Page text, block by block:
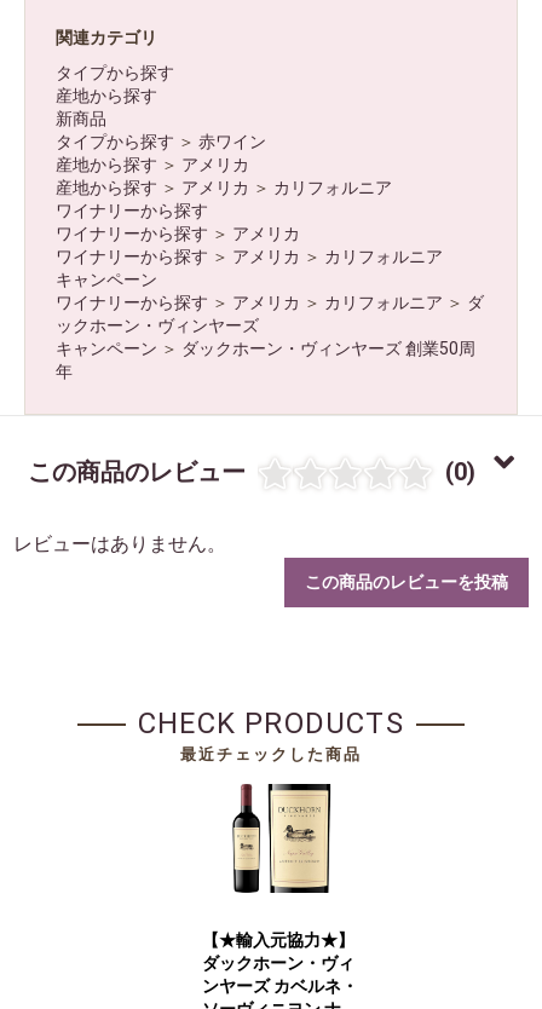
関連カテゴリ
タイプから探す
産地から探す
新商品
タイプから探す ＞ 赤ワイン
産地から探す ＞ アメリカ
産地から探す ＞ アメリカ ＞ カリフォルニア
ワイナリーから探す
ワイナリーから探す ＞ アメリカ
ワイナリーから探す ＞ アメリカ ＞ カリフォルニア
キャンペーン
ワイナリーから探す ＞ アメリカ ＞ カリフォルニア ＞ ダ
ックホーン・ヴィンヤーズ
キャンペーン ＞ ダックホーン・ヴィンヤーズ 創業50周
年
この商品のレビュー (0)
レビューはありません。
この商品のレビューを投稿
CHECK PRODUCTS
最近チェックした商品
【★輸入元協力★】
ダックホーン・ヴィ
ンヤーズ カベルネ・